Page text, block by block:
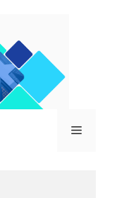
메